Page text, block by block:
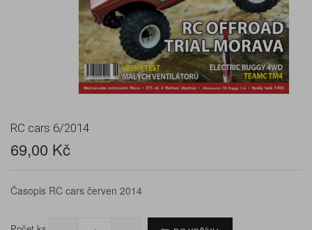
RC cars 6/2014
69,00 Kč
Časopis RC cars červen 2014